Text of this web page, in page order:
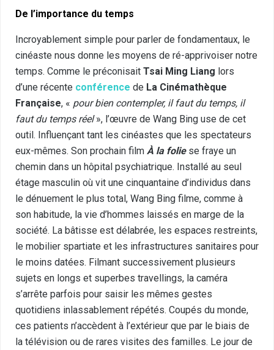
De l’importance du temps
Incroyablement simple pour parler de fondamentaux, le
cinéaste nous donne les moyens de ré-apprivoiser notre
temps. Comme le préconisait Tsai Ming Liang lors
d’une récente conférence de La Cinémathèque
Française, « pour bien contempler, il faut du temps, il
faut du temps réel», l’œuvre de Wang Bing use de cet
outil. Influençant tant les cinéastes que les spectateurs
eux-mêmes. Son prochain film À la foliese fraye un
chemin dans un hôpital psychiatrique. Installé au seul
étage masculin où vit une cinquantaine d’individus dans
le dénuement le plus total, Wang Bing filme, comme à
son habitude, la vie d’hommes laissés en marge de la
société. La bâtisse est délabrée, les espaces restreints,
le mobilier spartiate et les infrastructures sanitaires pour
le moins datées. Filmant successivement plusieurs
sujets en longs et superbes travellings, la caméra
s’arrête parfois pour saisir les mêmes gestes
quotidiens inlassablement répétés. Coupés du monde,
ces patients n’accèdent à l’extérieur que par le biais de
la télévision ou de rares visites des familles. Le jour de